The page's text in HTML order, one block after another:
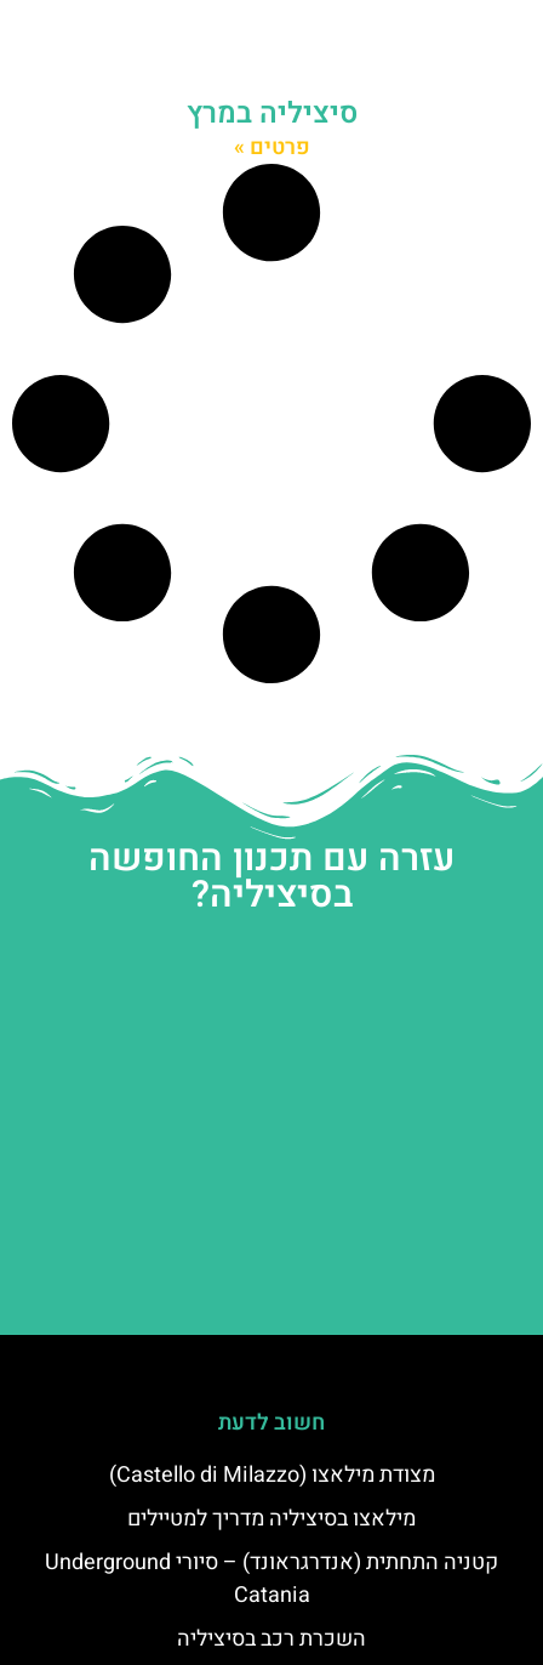
סיציליה במרץ
פרטים »
עזרה עם תכנון החופשה
בסיציליה?
חשוב לדעת
מצודת מילאצו (Castello di Milazzo)
מילאצו בסיציליה מדריך למטיילים
קטניה התחתית (אנדרגראונד) – סיורי Underground
Catania
השכרת רכב בסיציליה